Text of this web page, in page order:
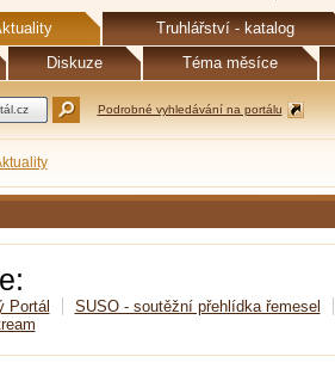
Truhlářství - katalog
Diskuze Téma měsíce
Podrobné vyhledávání na portálu
Portál
SUSO - soutěžní přehlídka řemesel